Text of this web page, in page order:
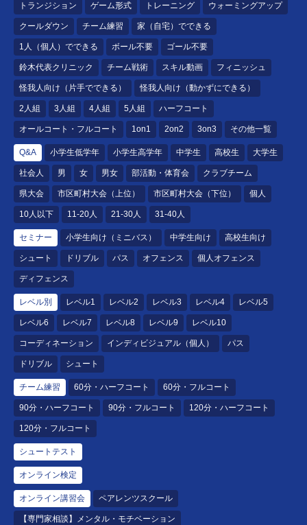
トランジション ゲーム形式 トレーニング ウォーミングアップ
クールダウン チーム練習 家（自宅）でできる
1人（個人）でできる ボール不要 ゴール不要
鈴木代表クリニック チーム戦術 スキル動画 フィニッシュ
怪我人向け（片手でできる） 怪我人向け（動かずにできる）
2人組 3人組 4人組 5人組 ハーフコート
オールコート・フルコート 1on1 2on2 3on3 その他一覧
Q&A 小学生低学年 小学生高学年 中学生 高校生 大学生
社会人 男 女 男女 部活動・体育会 クラブチーム
県大会 市区町村大会（上位） 市区町村大会（下位） 個人
10人以下 11-20人 21-30人 31-40人
セミナー 小学生向け（ミニバス） 中学生向け 高校生向け
シュート ドリブル パス オフェンス 個人オフェンス
ディフェンス
レベル別 レベル1 レベル2 レベル3 レベル4 レベル5
レベル6 レベル7 レベル8 レベル9 レベル10
コーディネーション インディビジュアル（個人） パス
ドリブル シュート
チーム練習 60分・ハーフコート 60分・フルコート
90分・ハーフコート 90分・フルコート 120分・ハーフコート
120分・フルコート
シュートテスト
オンライン検定
オンライン講習会 ペアレンツスクール
【専門家相談】メンタル・モチベーション